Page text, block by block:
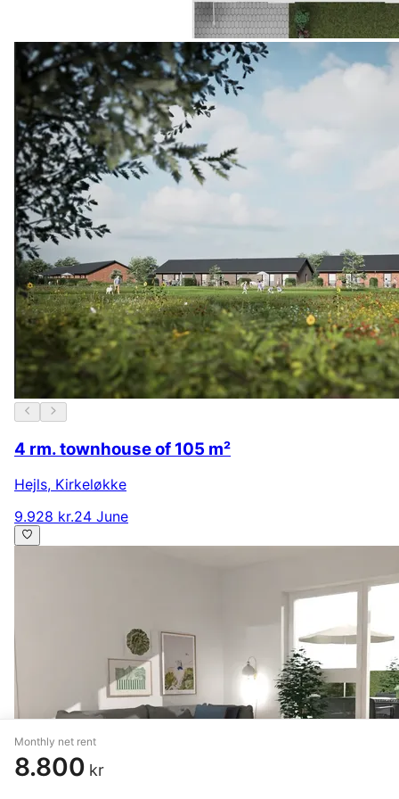
Monthly net rent
8.800 kr
4 rm. townhouse of 105 m²
Hejls, Kirkeløkke
9.928 kr.24 June